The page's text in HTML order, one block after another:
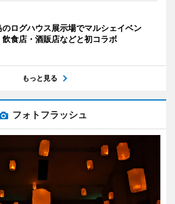
のログハウス展示場でマルシェイベン
食店・酒販店などと初コラボ
もっと見る
フォトフラッシュ